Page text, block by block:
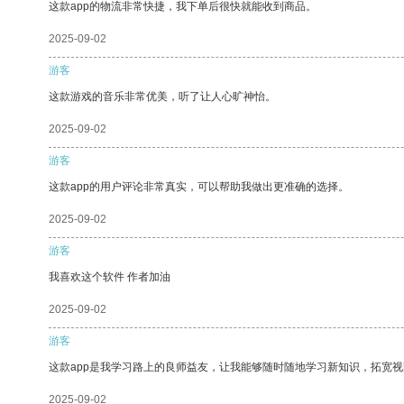
这款app的物流非常快捷，我下单后很快就能收到商品。
2025-09-02
游客
这款游戏的音乐非常优美，听了让人心旷神怡。
2025-09-02
游客
这款app的用户评论非常真实，可以帮助我做出更准确的选择。
2025-09-02
游客
我喜欢这个软件 作者加油
2025-09-02
游客
这款app是我学习路上的良师益友，让我能够随时随地学习新知识，拓宽
2025-09-02